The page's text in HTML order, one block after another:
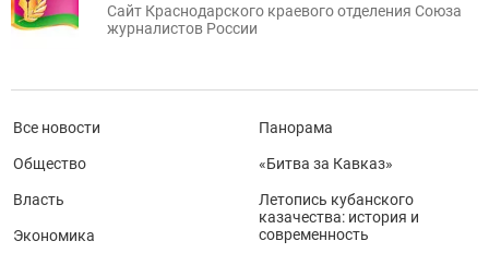
Сайт Краснодарского краевого отделения Союза
журналистов России
Все новости
Общество
Власть
Экономика
Панорама
«Битва за Кавказ»
Летопись кубанского
казачества: история и
современность